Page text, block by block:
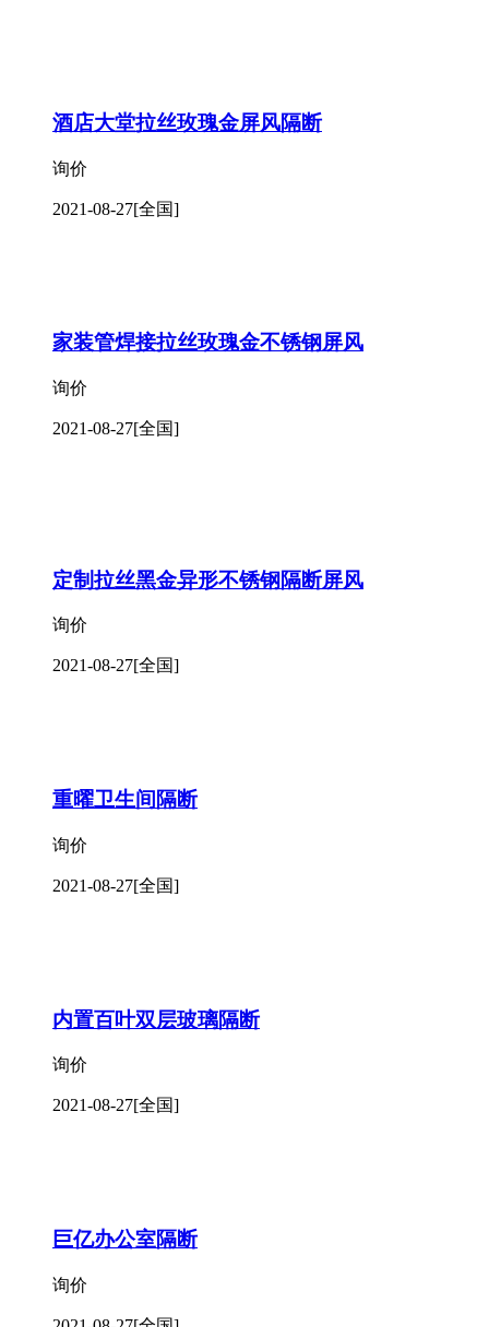
酒店大堂拉丝玫瑰金屏风隔断
询价
2021-08-27[全国]
家装管焊接拉丝玫瑰金不锈钢屏风
询价
2021-08-27[全国]
定制拉丝黑金异形不锈钢隔断屏风
询价
2021-08-27[全国]
重曜卫生间隔断
询价
2021-08-27[全国]
内置百叶双层玻璃隔断
询价
2021-08-27[全国]
巨亿办公室隔断
询价